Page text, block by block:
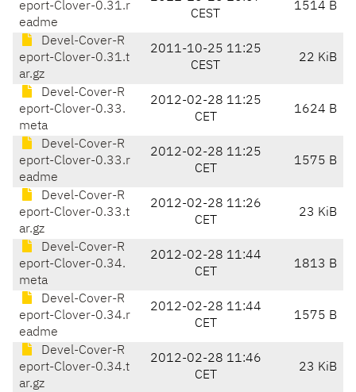
eport-Clover-0.31.r
eadme
CEST
1514 B
Devel-Cover-R
eport-Clover-0.31.t
ar.gz
2011-10-25 11:25
CEST
22 KiB
Devel-Cover-R
eport-Clover-0.33.
meta
2012-02-28 11:25
CET
1624 B
Devel-Cover-R
eport-Clover-0.33.r
eadme
2012-02-28 11:25
CET
1575 B
Devel-Cover-R
eport-Clover-0.33.t
ar.gz
2012-02-28 11:26
CET
23 KiB
Devel-Cover-R
eport-Clover-0.34.
meta
2012-02-28 11:44
CET
1813 B
Devel-Cover-R
eport-Clover-0.34.r
eadme
2012-02-28 11:44
CET
1575 B
Devel-Cover-R
eport-Clover-0.34.t
ar.gz
2012-02-28 11:46
CET
23 KiB